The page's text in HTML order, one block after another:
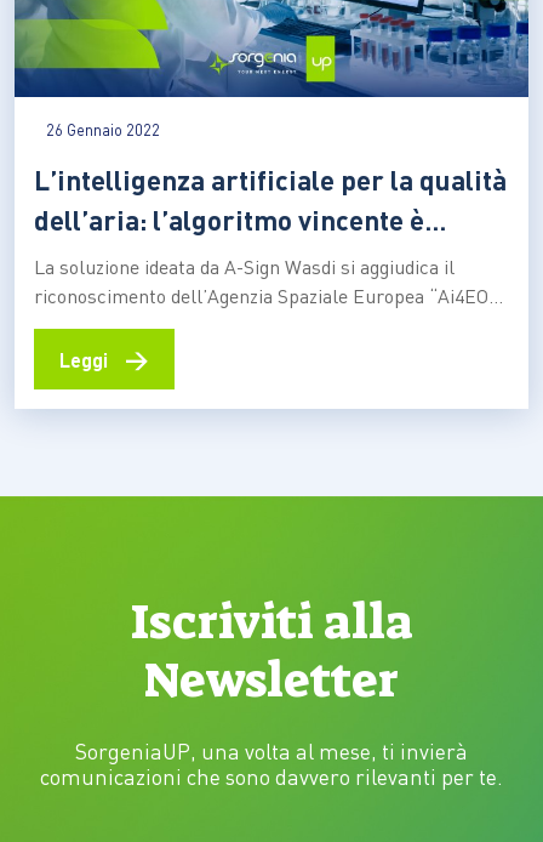
26 Gennaio 2022
L’intelligenza artificiale per la qualità
dell’aria: l’algoritmo vincente è
genovese
La soluzione ideata da A-Sign Wasdi si aggiudica il
riconoscimento dell’Agenzia Spaziale Europea “Ai4EO
Air Quality and health challenge”, classificandosi prima
tra 264 partecipanti da tutto il mondo. Ecco il loro
sull’inquinamento. È andato a un team interamente
Leggi →
Iscriviti alla
Newsletter
SorgeniaUP, una volta al mese, ti invierà
comunicazioni che sono davvero rilevanti per te.